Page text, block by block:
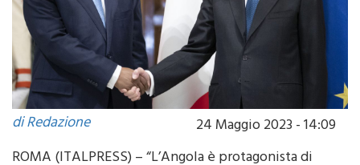
di Redazione
24 Maggio 2023 - 14:09